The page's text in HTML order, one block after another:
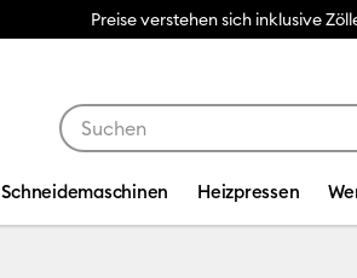
Preise verstehen sich inklusive
Schneidemaschinen Heizpressen